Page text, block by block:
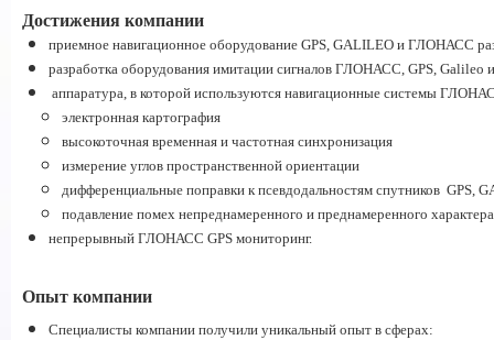
Достижения компании
приемное навигационное оборудование GPS, GALILEO и ГЛОНАСС
разработка оборудования имитации сигналов ГЛОНАСС, GPS, Galileo
аппаратура, в которой используются навигационные системы
электронная картография
высокоточная временная и частотная синхронизация
измерение углов пространственной ориентации
дифференциальные поправки к псевдодальностям спутников
подавление помех непреднамеренного и преднамеренного
непрерывный ГЛОНАСС GPS мониторинг.
Опыт компании
Специалисты компании получили уникальный опыт в сферах: